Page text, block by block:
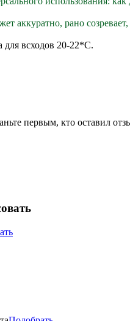
аккуратно, рано
для всходов 20-22*С.
первым, кто оставил